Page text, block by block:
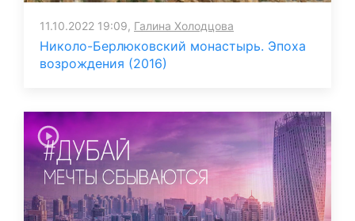
11.10.2022 19:09, Галина Холодцова
Николо-Берлюковский монастырь. Эпоха
возрождения (2016)